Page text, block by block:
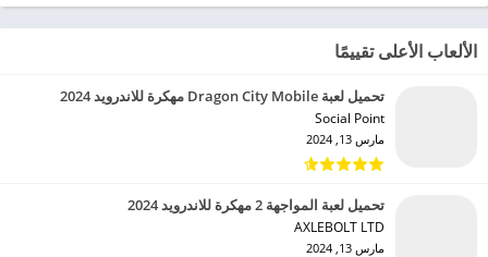
الألعاب الأعلى تقييمًا
تحميل لعبة Dragon City Mobile مهكرة للاندرويد 2024
Social Point‏
مارس 13, 2024
تحميل لعبة المواجهة 2 مهكرة للاندرويد 2024
AXLEBOLT LTD‏
مارس 13, 2024